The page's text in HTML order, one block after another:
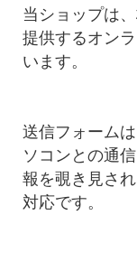
当ショップは
提供するオン
います。
送信フォーム
ソコンとの通
報を覗き見さ
対応です。